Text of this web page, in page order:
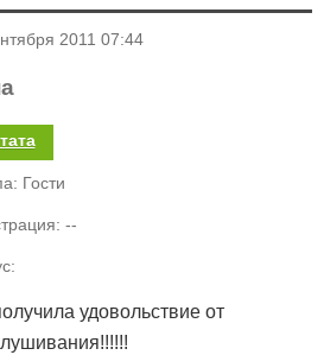
2011 07:44
Гости
--
удовольствие от